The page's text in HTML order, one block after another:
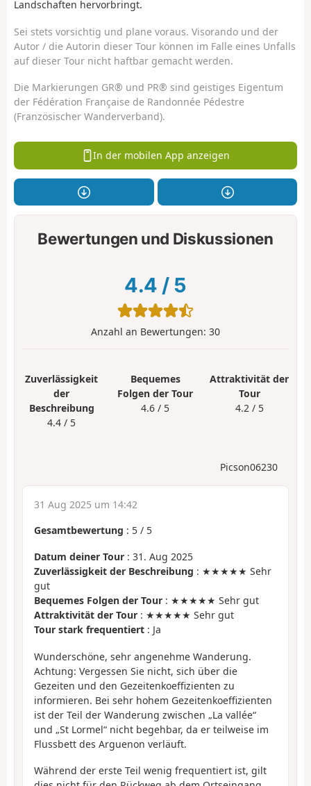
Landschaften hervorbringt.
Sei stets vorsichtig und plane voraus. Visorando und der
Autor / die Autorin dieser Tour können im Falle eines Unfalls
auf dieser Tour nicht haftbar gemacht werden.
Die Markierungen GR® und PR® sind geistiges Eigentum
der Fédération Française de Randonnée Pédestre
(Französischer Wanderverband).
In der mobilen App anzeigen
Bewertungen und Diskussionen
4.4 / 5
Anzahl an Bewertungen: 30
Zuverlässigkeit
der
Beschreibung
4.4 / 5
Bequemes
Folgen der Tour
4.6 / 5
Attraktivität der
Tour
4.2 / 5
Picson06230
31 Aug 2025 um 14:42
Gesamtbewertung : 5 / 5
Datum deiner Tour : 31. Aug 2025
Zuverlässigkeit der Beschreibung : ★★★★★ Sehr
gut
Bequemes Folgen der Tour : ★★★★★ Sehr gut
Attraktivität der Tour : ★★★★★ Sehr gut
Tour stark frequentiert : Ja
Wunderschöne, sehr angenehme Wanderung.
Achtung: Vergessen Sie nicht, sich über die
Gezeiten und den Gezeitenkoeffizienten zu
informieren. Bei sehr hohem Gezeitenkoeffizienten
ist der Teil der Wanderung zwischen „La vallée“
und „St Lormel“ nicht begehbar, da er teilweise im
Flussbett des Arguenon verläuft.
Während der erste Teil wenig frequentiert ist, gilt